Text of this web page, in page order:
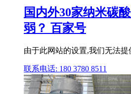
国内外30家纳米碳
弱？ 百家号
由于此网站的设置,我们无法提
联系电话: 180 3780 8511